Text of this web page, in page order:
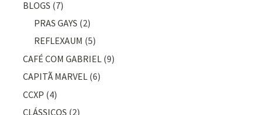
BLOGS (7)
PRAS GAYS (2)
REFLEXAUM (5)
CAFÉ COM GABRIEL (9)
CAPITÃ MARVEL (6)
CCXP (4)
CLÁSSICOS (2)